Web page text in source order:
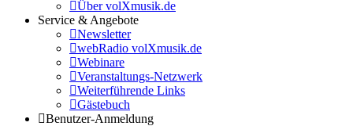
Über volXmusik.de
Service & Angebote
Newsletter
webRadio volXmusik.de
Webinare
Veranstaltungs-Netzwerk
Weiterführende Links
Gästebuch
Benutzer-Anmeldung